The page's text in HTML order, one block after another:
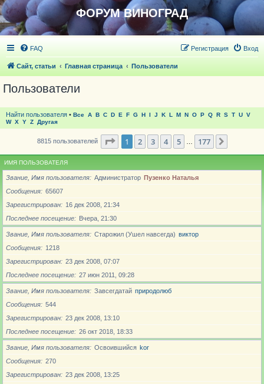
ФОРУМ ВИНОГРАД
FAQ Вход
Регистрация
Сайт, статьи Главная страница Пользователи
Пользователи
Найти пользователя • Все A B C D E F G H I J K L M N O P Q R S T U V
W X Y Z Другая
8815 пользователей Страница из 177
1 2 3 4 5 177
ИМЯ ПОЛЬЗОВАТЕЛЯ
Звание, Имя пользователя Администратор Пузенко Наталья
Сообщения
65607
Зарегистрирован
16 дек 2008, 21:34
Последнее посещение
Вчера, 21:30
Звание, Имя пользователя Старожил (Ушел навсегда) виктор
Сообщения
1218
Зарегистрирован
23 дек 2008, 07:07
Последнее посещение
27 июн 2011, 09:28
Звание, Имя пользователя Завсегдатай природолюб
Сообщения
544
Зарегистрирован
23 дек 2008, 13:10
Последнее посещение
26 окт 2018, 18:33
Звание, Имя пользователя Освоившийся kor
Сообщения
270
Зарегистрирован
23 дек 2008, 13:25